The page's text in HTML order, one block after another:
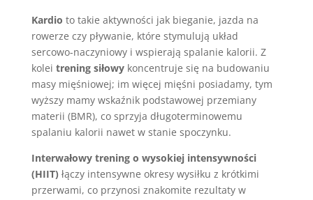
Kardio to takie aktywności jak bieganie, jazda na
rowerze czy pływanie, które stymulują układ
sercowo-naczyniowy i wspierają spalanie kalorii. Z
kolei trening siłowykoncentruje się na budowaniu
masy mięśniowej; im więcej mięśni posiadamy, tym
wyższy mamy wskaźnik podstawowej przemiany
materii (BMR), co sprzyja długoterminowemu
spalaniu kalorii nawet w stanie spoczynku.
Interwałowy trening o wysokiej intensywności
(HIIT) łączy intensywne okresy wysiłku z krótkimi
przerwami, co przynosi znakomite rezultaty w